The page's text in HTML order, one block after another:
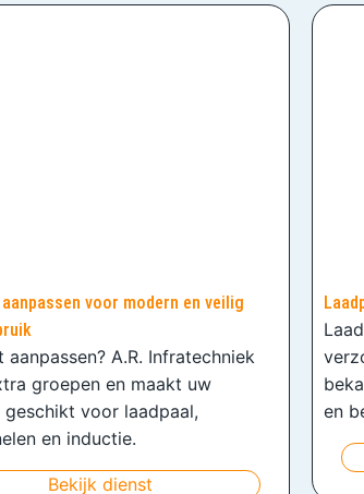
voor modern en veilig
aanpassen? A.R. Infratechniek
groepen en maakt uw
geschikt voor laadpaal,
en inductie.
Bekijk dienst
en